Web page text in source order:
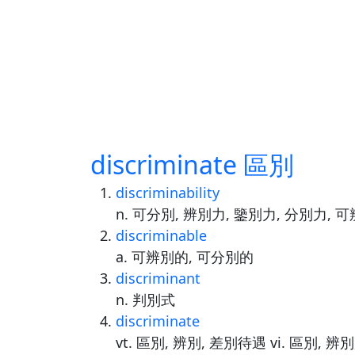
discriminate 區別
discriminability
n. 可分別, 辨別力, 鑒別力, 分別力, 可
discriminable
a. 可辨別的, 可分別的
discriminant
n. 判別式
discriminate
vt. 區別, 辨別, 差別待遇 vi. 區別, 辨